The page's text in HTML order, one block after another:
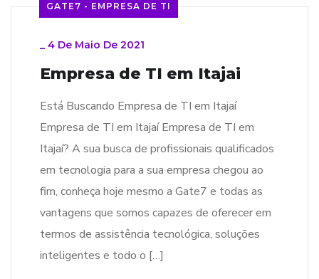
GATE7 - EMPRESA DE TI
_ 4 De Maio De 2021
Empresa de TI em Itajai
Está Buscando Empresa de TI em Itajaí
Empresa de TI em Itajaí Empresa de TI em
Itajaí? A sua busca de profissionais qualificados
em tecnologia para a sua empresa chegou ao
fim, conheça hoje mesmo a Gate7 e todas as
vantagens que somos capazes de oferecer em
termos de assistência tecnológica, soluções
inteligentes e todo o […]